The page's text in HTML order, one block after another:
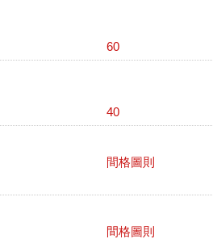
60
40
間格圖則
間格圖則